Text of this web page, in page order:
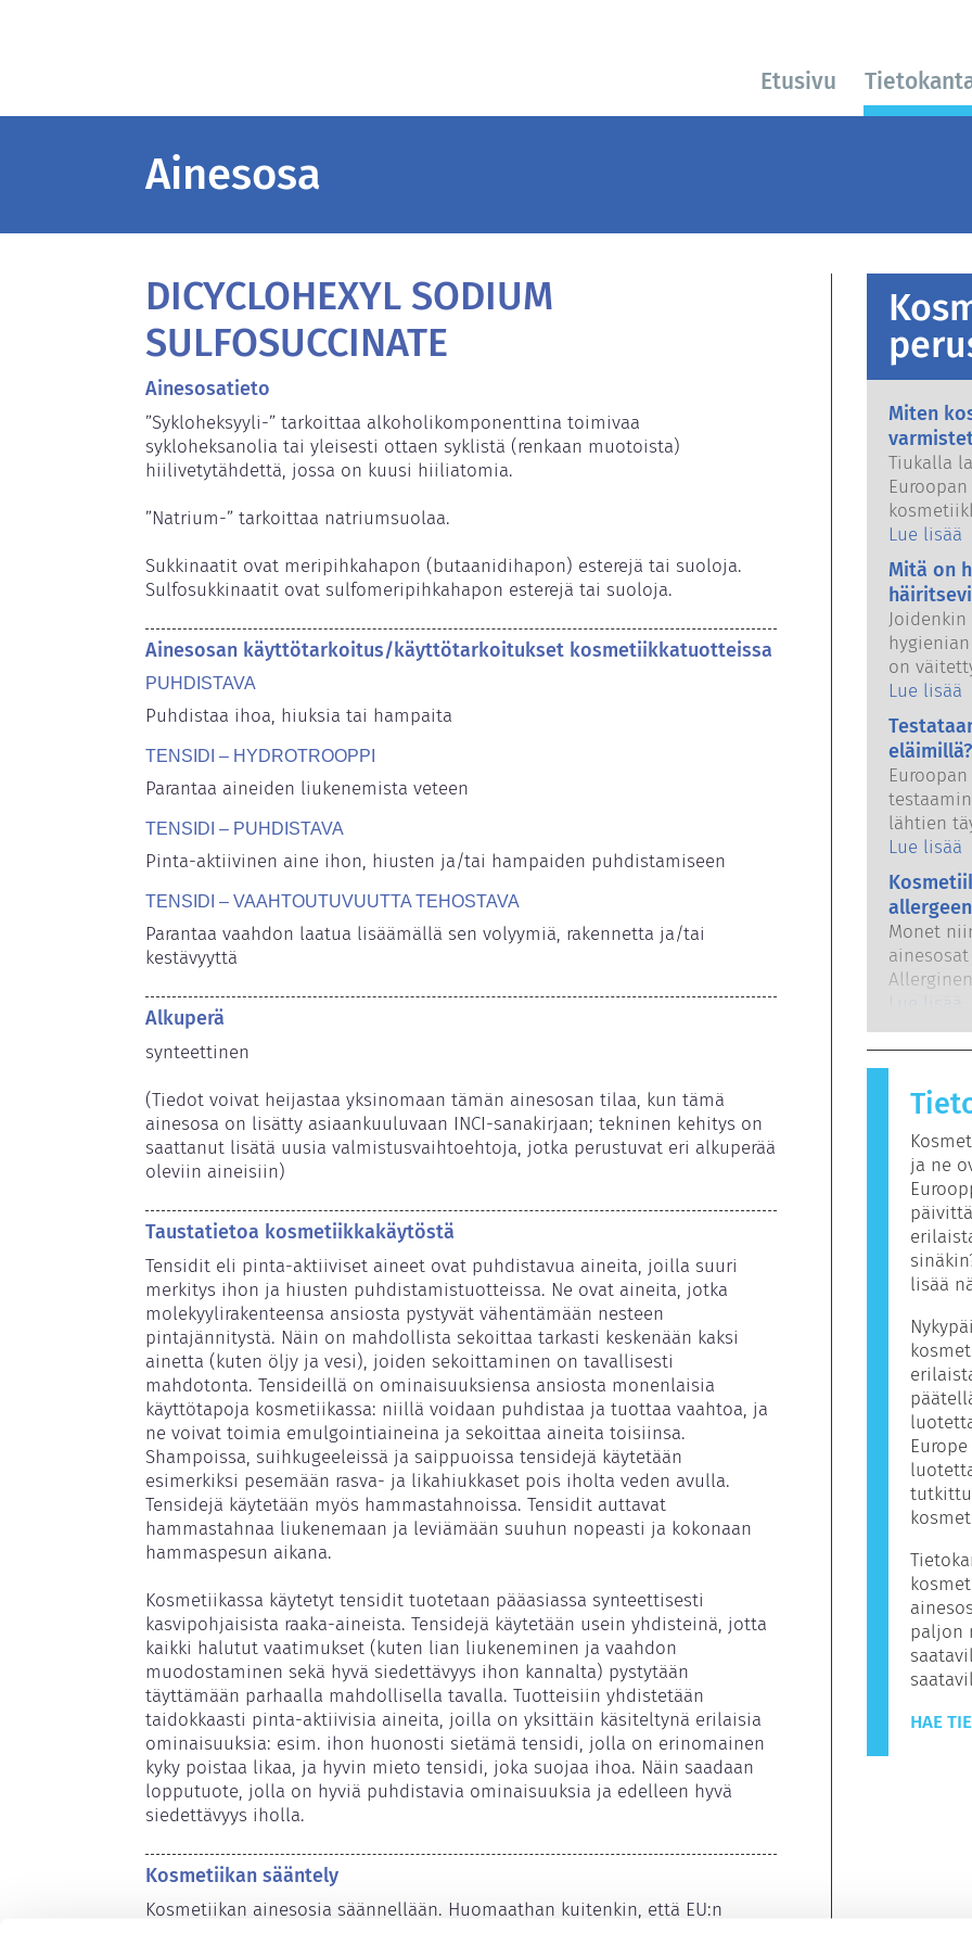
Etusivu
Ainesosa
DICYCLOHEXYL SODIUM
SULFOSUCCINATE
Ainesosatieto
”Sykloheksyyli-” tarkoittaa alkoholikomponenttina toimivaa
sykloheksanolia tai yleisesti ottaen syklistä (renkaan muotoista)
hiilivetytähdettä, jossa on kuusi hiiliatomia.
”Natrium-” tarkoittaa natriumsuolaa.
Sukkinaatit ovat meripihkahapon (butaanidihapon) esterejä tai suoloja.
Sulfosukkinaatit ovat sulfomeripihkahapon esterejä tai suoloja.
Ainesosan käyttötarkoitus/käyttötarkoitukset kosmetiikkatuotteissa
PUHDISTAVA
Puhdistaa ihoa, hiuksia tai hampaita
TENSIDI – HYDROTROOPPI
Parantaa aineiden liukenemista veteen
TENSIDI – PUHDISTAVA
Pinta-aktiivinen aine ihon, hiusten ja/tai hampaiden puhdistamiseen
TENSIDI – VAAHTOUTUVUUTTA TEHOSTAVA
Parantaa vaahdon laatua lisäämällä sen volyymiä, rakennetta ja/tai
kestävyyttä
Alkuperä
synteettinen
(Tiedot voivat heijastaa yksinomaan tämän ainesosan tilaa, kun tämä
ainesosa on lisätty asiaankuuluvaan INCI-sanakirjaan; tekninen kehitys on
saattanut lisätä uusia valmistusvaihtoehtoja, jotka perustuvat eri alkuperää
oleviin aineisiin)
Taustatietoa kosmetiikkakäytöstä
Tensidit eli pinta-aktiiviset aineet ovat puhdistavua aineita, joilla suuri
merkitys ihon ja hiusten puhdistamistuotteissa. Ne ovat aineita, jotka
molekyylirakenteensa ansiosta pystyvät vähentämään nesteen
pintajännitystä. Näin on mahdollista sekoittaa tarkasti keskenään kaksi
ainetta (kuten öljy ja vesi), joiden sekoittaminen on tavallisesti
mahdotonta. Tensideillä on ominaisuuksiensa ansiosta monenlaisia
käyttötapoja kosmetiikassa: niillä voidaan puhdistaa ja tuottaa vaahtoa, ja
ne voivat toimia emulgointiaineina ja sekoittaa aineita toisiinsa.
Shampoissa, suihkugeeleissä ja saippuoissa tensidejä käytetään
esimerkiksi pesemään rasva- ja likahiukkaset pois iholta veden avulla.
Tensidejä käytetään myös hammastahnoissa. Tensidit auttavat
hammastahnaa liukenemaan ja leviämään suuhun nopeasti ja kokonaan
hammaspesun aikana.
Kosmetiikassa käytetyt tensidit tuotetaan pääasiassa synteettisesti
kasvipohjaisista raaka-aineista. Tensidejä käytetään usein yhdisteinä, jotta
kaikki halutut vaatimukset (kuten lian liukeneminen ja vaahdon
muodostaminen sekä hyvä siedettävyys ihon kannalta) pystytään
täyttämään parhaalla mahdollisella tavalla. Tuotteisiin yhdistetään
taidokkaasti pinta-aktiivisia aineita, joilla on yksittäin käsiteltynä erilaisia
ominaisuuksia: esim. ihon huonosti sietämä tensidi, jolla on erinomainen
kyky poistaa likaa, ja hyvin mieto tensidi, joka suojaa ihoa. Näin saadaan
lopputuote, jolla on hyviä puhdistavia ominaisuuksia ja edelleen hyvä
siedettävyys iholla.
Kosmetiikan sääntely
Kosmetiikan ainesosia säännellään. Huomaathan kuitenkin, että EU:n
Miten
Tiukalla
tuotteet
sekä
Lue lisää
Mitä on
on
jäljitellä
vain
osoitettu
Pätevien
Lue lisää
lähtien
aikana –
voitaisiin
Lue lisää
Monet
ovat
ihmisille
tarkoita,
tuotetta.
Lue lisää
ja ne
lisää
paljon
HAE